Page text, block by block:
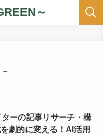
～
–
ーの記事リサーチ・構
劇的に変える！AI活用